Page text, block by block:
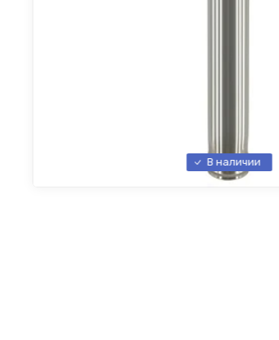
В наличии